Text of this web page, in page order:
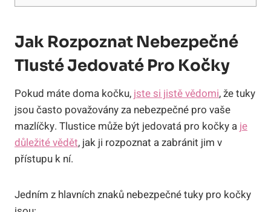
Jak Rozpoznat Nebezpečné
Tlusté Jedovaté Pro Kočky
Pokud máte doma kočku, jste si jistě vědomi, že tuky
jsou často považovány za nebezpečné pro vaše
mazlíčky. Tlustice může být jedovatá pro kočky a je
důležité vědět, jak ji rozpoznat a zabránit jim v
přístupu k ní.
Jedním z hlavních znaků nebezpečné tuky pro kočky